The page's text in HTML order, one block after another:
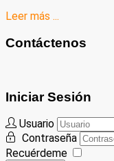
Leer más ...
Contáctenos
Iniciar Sesión
Usuario
Contraseña
Recuérdeme